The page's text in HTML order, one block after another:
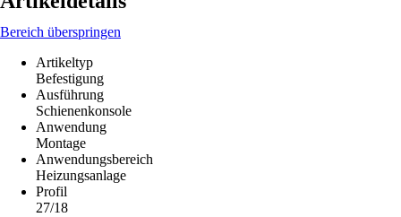
Bereich überspringen
Artikeltyp
Befestigung
Ausführung
Schienenkonsole
Anwendung
Montage
Anwendungsbereich
Heizungsanlage
Profil
27/18